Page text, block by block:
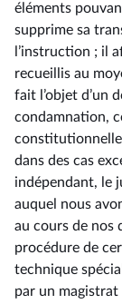
éléments
supprime sa
l’instruction ; il
recueillis au
fait l’objet d’un
condamnation,
constitutionnelle
dans des cas
indépendant, le
auquel nous
au cours de nos
procédure de
technique
par un